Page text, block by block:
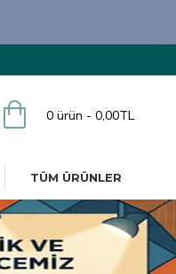
0 ürün - 0,00TL
TÜM ÜRÜNLER